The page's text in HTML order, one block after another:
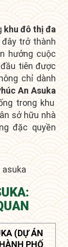
khu đô thị đa
đâytrở thành
hưởng cuộc
tiên được
chỉ dành
An Asuka
trong khu
sở hữu nhà
đặc quyền
(DỰ ÁN
PHỐ